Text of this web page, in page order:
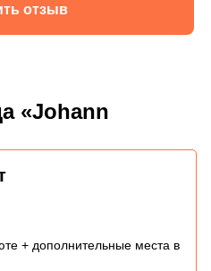
отзыв
«Johann
+ дополнительные места в